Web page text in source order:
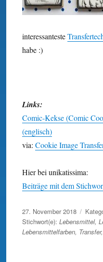
interessanteste
habe :)
Links:
Comic-Kekse (Comic
(englisch)
via: Cookie Image
Hier bei unikatissima:
Beiträge mit dem
Veröffentlicht
am
27. November 2018
Stichwort(e): Lebensmittel,
Lebensmittelfarben, Transfer